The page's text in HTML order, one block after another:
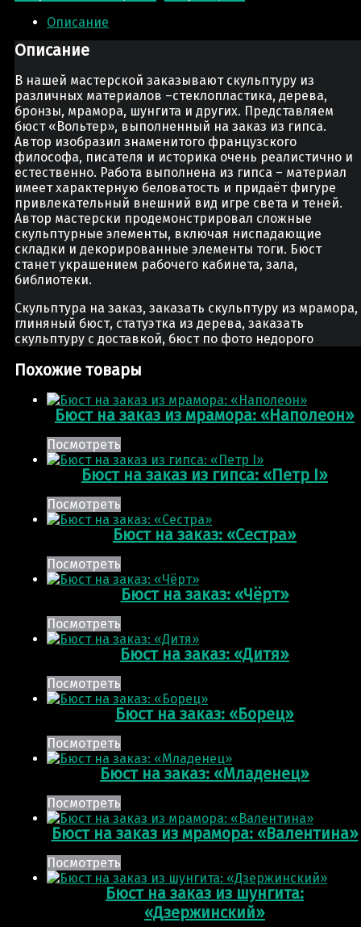
Описание
Описание
В нашей мастерской заказывают скульптуру из
различных материалов –стеклопластика, дерева,
бронзы, мрамора, шунгита и других. Представляем
бюст «Вольтер», выполненный на заказ из гипса.
Автор изобразил знаменитого французского
философа, писателя и историка очень реалистично и
естественно. Работа выполнена из гипса – материал
имеет характерную беловатость и придаёт фигуре
привлекательный внешний вид игре света и теней.
Автор мастерски продемонстрировал сложные
скульптурные элементы, включая ниспадающие
складки и декорированные элементы тоги. Бюст
станет украшением рабочего кабинета, зала,
библиотеки.
Скульптура на заказ, заказать скульптуру из мрамора,
глиняный бюст, статуэтка из дерева, заказать
скульптуру с доставкой, бюст по фото недорого
Похожие товары
Бюст на заказ из мрамора: «Наполеон»
Посмотреть
Бюст на заказ из гипса: «Петр I»
Посмотреть
Бюст на заказ: «Сестра»
Посмотреть
Бюст на заказ: «Чёрт»
Посмотреть
Бюст на заказ: «Дитя»
Посмотреть
Бюст на заказ: «Борец»
Посмотреть
Бюст на заказ: «Младенец»
Посмотреть
Бюст на заказ из мрамора: «Валентина»
Посмотреть
Бюст на заказ из шунгита:
«Дзержинский»